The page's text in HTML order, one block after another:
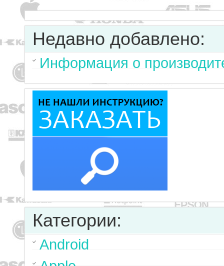
Недавно добавлено:
Информация о
Категории:
Android